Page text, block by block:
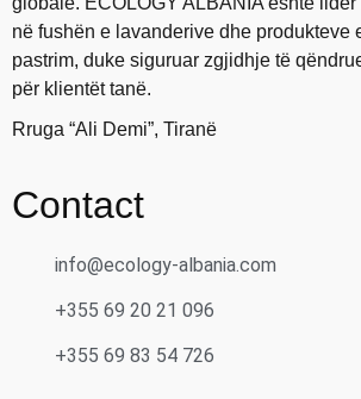
në fushën e lavanderive dhe produkteve
pastrim, duke siguruar zgjidhje të
për klientët tanë.
Rruga “Ali Demi”, Tiranë
Contact
info@ecology-albania.com
+355 69 20 21 096
+355 69 83 54 726